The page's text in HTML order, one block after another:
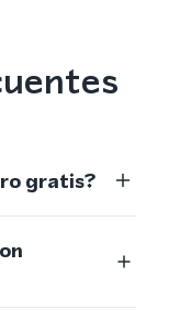
gratis?